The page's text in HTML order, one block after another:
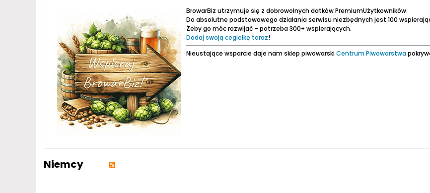
BrowarBiz utrzymuje się z dobrowolnych datków PremiumUżytkowników.
Do absolutne podstawowego działania serwisu niezbędnych jest 100
Żeby go móc rozwijać - potrzeba 300+ wspierających.
Dodaj swoją cegiełkę teraz!
Nieustające wsparcie daje nam sklep piwowarskiCentrum Piwowarstwa
Niemcy